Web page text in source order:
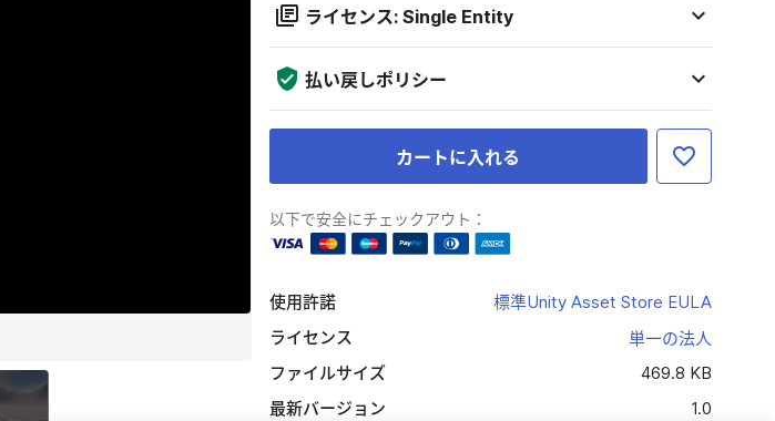
ライセンス: Single Entity
払い戻しポリシー
カートに入れる
以下で安全にチェックアウト：
使用許諾
標準Unity Asset Store EULA
ライセンス
単一の法人
ファイルサイズ
469.8 KB
最新バージョン
1.0